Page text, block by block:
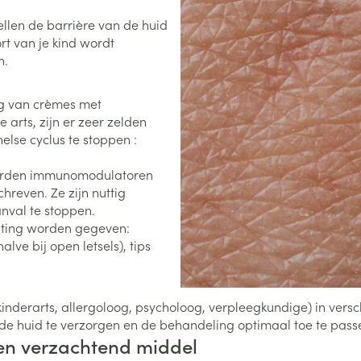
Nagelversterkend
Toon meer
Make-up
Make-up penselen en
gebruiksvoorwerpen
Eyeliner - oogpotlood
Mascara
Toon meer
hygiene
Condooms
Intiem
Intieme
Massage
Toon meer
producten
Naalden voor
insulinespuiten
-
Sondes, baxters en
catheters
Accessoires voor sondes
Bandages
-
verbanden
Buik
Arm
Elleboog
Enkel en
Toon meer
Hormonaal stelsel
Zenuwstelsel
en stress
Immuniteit Allergie
Acne Oor
Afslanken
de barrière van de huid
van je kind wordt
van crèmes met
arts, zijn er zeer zelden
cyclus te stoppen :
immunomodulatoren
Ze zijn nuttig
te stoppen.
worden gegeven:
bij open letsels), tips
allergoloog, psycholoog, verpleegkundige) in
huid te verzorgen en de behandeling optimaal toe te
verzachtend middel